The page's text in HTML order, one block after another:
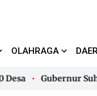
OLAHRAGA
Gubernur Suhardi